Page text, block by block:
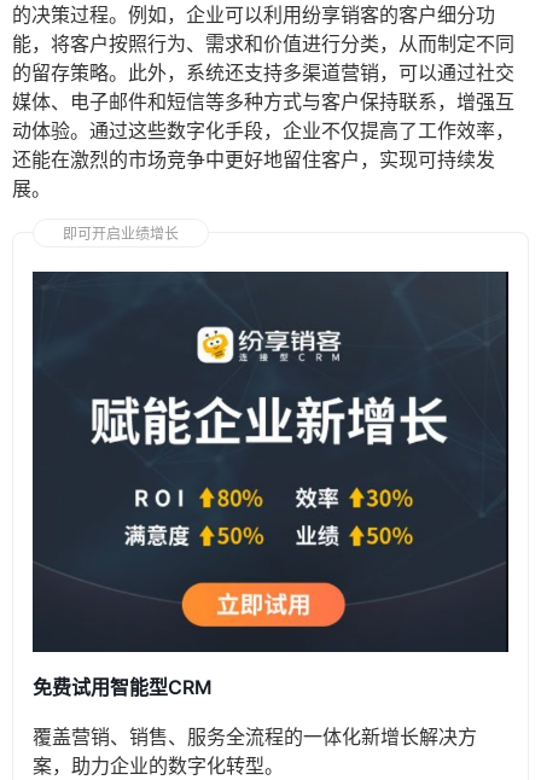
的决策过程。例如，企业可以利用纷享销客的客户细分功
能，将客户按照行为、需求和价值进行分类，从而制定不同
的留存策略。此外，系统还支持多渠道营销，可以通过社交
媒体、电子邮件和短信等多种方式与客户保持联系，增强互
动体验。通过这些数字化手段，企业不仅提高了工作效率，
还能在激烈的市场竞争中更好地留住客户，实现可持续发
展。
即可开启业绩增长
免费试用智能型CRM
覆盖营销、销售、服务全流程的一体化新增长解决方
案，助力企业的数字化转型。